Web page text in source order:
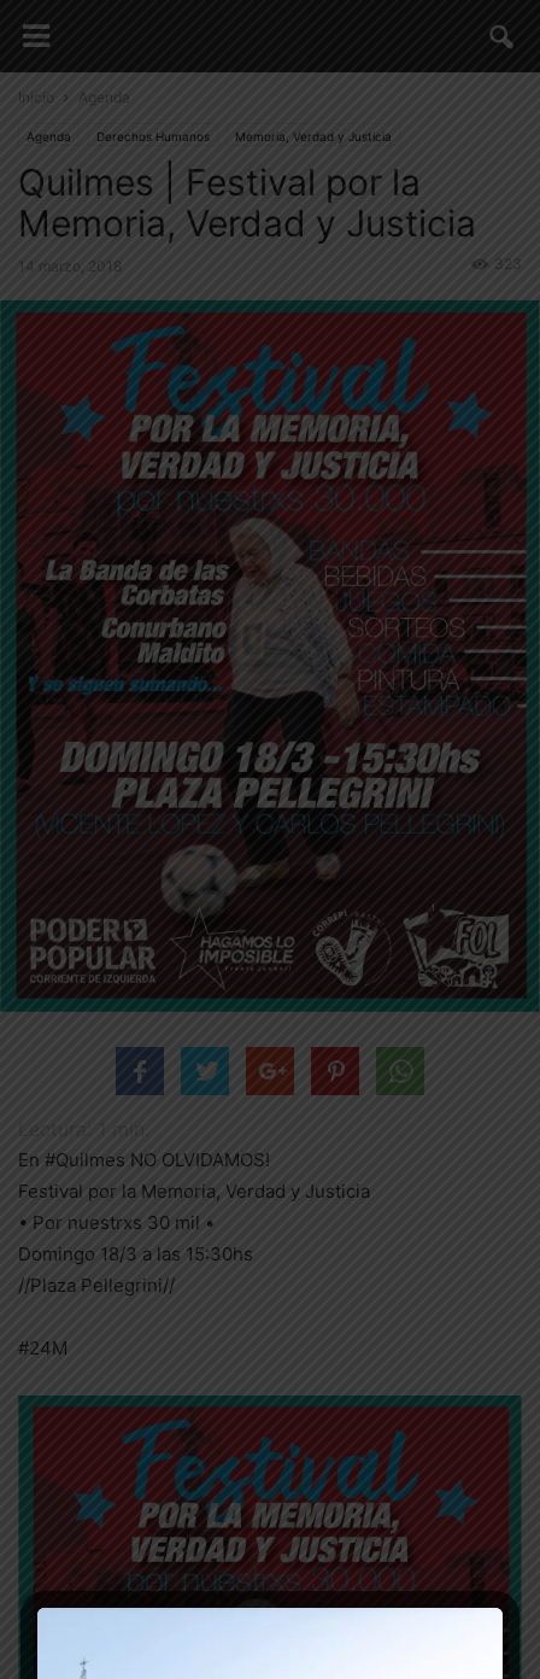
Inicio Agenda
Agenda Derechos Humanos Memoria, Verdad y Justicia
Quilmes | Festival por la
Memoria, Verdad y Justicia
14 marzo, 2018 323
En #Quilmes NO OLVIDAMOS!
Festival por la Memoria, Verdad y Justicia
• Por nuestrxs 30 mil •
Domingo 18/3 a las 15:30hs
//Plaza Pellegrini//
#24M